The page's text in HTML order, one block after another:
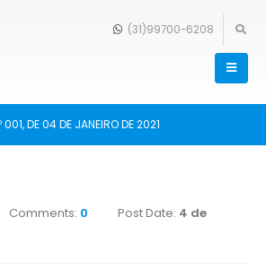
(31)99700-6208
001, DE 04 DE JANEIRO DE 2021
Comments: 0 Post Date: 4 de